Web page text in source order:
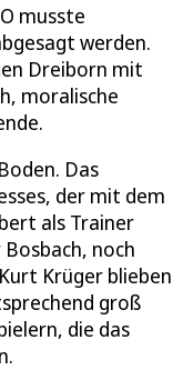
musste
werden.
Dreiborn mit
moralische
Das
der mit dem
als Trainer
noch
Krüger blieben
groß
die das